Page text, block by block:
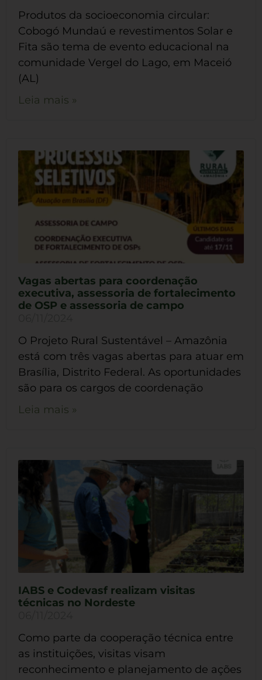
Produtos da socioeconomia circular:
Cobogó Mundaú e revestimentos Solar e
Fita são tema de evento educacional na
comunidade Vergel do Lago, em Maceió
(AL)
Leia mais »
Vagas abertas para coordenação
executiva, assessoria de fortalecimento
de OSP e assessoria de campo
O Projeto Rural Sustentável – Amazônia
está com três vagas abertas para atuar em
Brasília, Distrito Federal. As oportunidades
são para os cargos de coordenação
Leia mais »
IABS e Codevasf realizam visitas
técnicas no Nordeste
Como parte da cooperação técnica entre
as instituições, visitas visam
reconhecimento e planejamento de ações